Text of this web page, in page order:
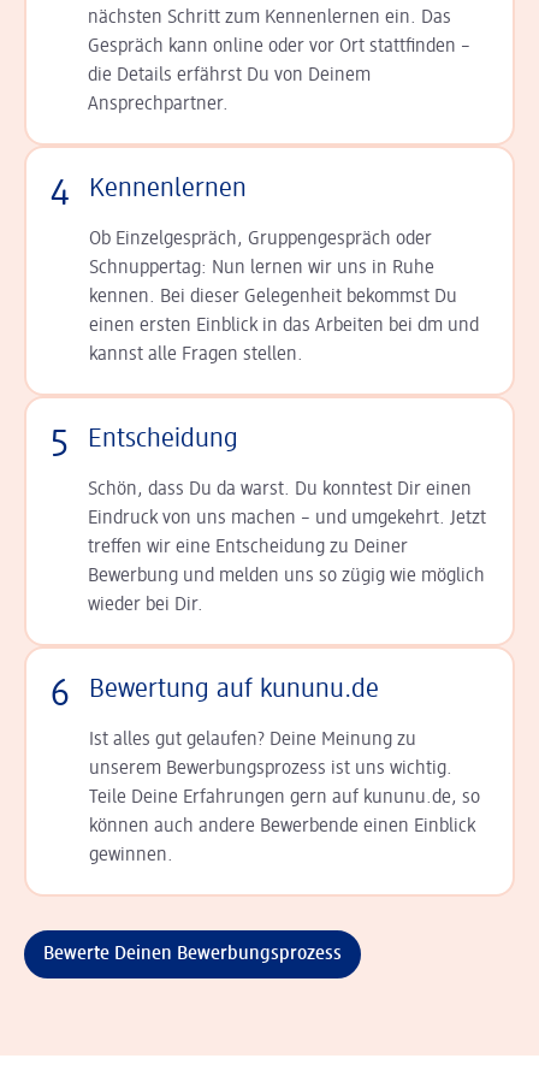
nächsten Schritt zum Kennen­lernen ein. Das
Gespräch kann online oder vor Ort statt­finden –
die Details er­fährst Du von Deinem
Ansprechpartner.
4 Kennenlernen
Ob Einzelgespräch, Grup­pen­gespräch oder
Schnup­per­tag: Nun lernen wir uns in Ruhe
kennen. Bei dieser Gelegenheit bekommst Du
einen ersten Einblick in das Arbeiten bei dm und
kannst alle Fragen stellen.
5 Entscheidung
Schön, dass Du da warst. Du konntest Dir einen
Ein­druck von uns machen – und umgekehrt. Jetzt
tref­fen wir eine Entscheidung zu Deiner
Bewerbung und melden uns so zügig wie möglich
wieder bei Dir.
6 Bewertung auf kununu.de
Ist alles gut gelaufen? Deine Meinung zu
unserem Bewerbungsprozess ist uns wichtig.
Teile Deine Erfahrungen gern auf kununu.de, so
können auch andere Bewerbende einen Einblick
gewinnen.
Bewerte Deinen Bewerbungsprozess